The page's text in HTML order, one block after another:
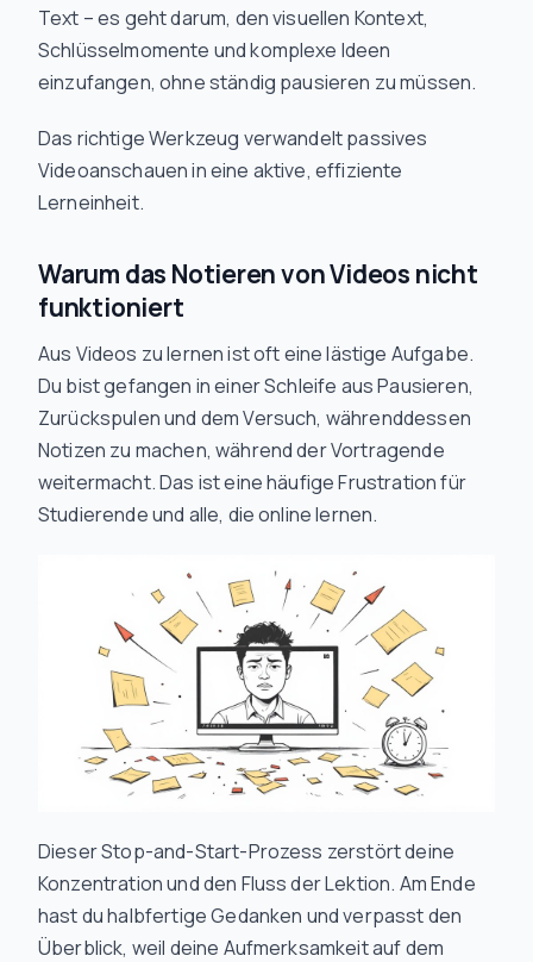
Text – es geht darum, den visuellen Kontext,
Schlüsselmomente und komplexe Ideen
einzufangen, ohne ständig pausieren zu müssen.
Das richtige Werkzeug verwandelt passives
Videoanschauen in eine aktive, effiziente
Lerneinheit.
Warum das Notieren von Videos nicht
funktioniert
Aus Videos zu lernen ist oft eine lästige Aufgabe.
Du bist gefangen in einer Schleife aus Pausieren,
Zurückspulen und dem Versuch, währenddessen
Notizen zu machen, während der Vortragende
weitermacht. Das ist eine häufige Frustration für
Studierende und alle, die online lernen.
Dieser Stop-and-Start-Prozess zerstört deine
Konzentration und den Fluss der Lektion. Am Ende
hast du halbfertige Gedanken und verpasst den
Überblick, weil deine Aufmerksamkeit auf dem